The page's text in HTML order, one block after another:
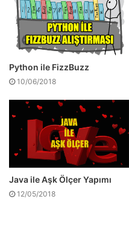
Python ile FizzBuzz
10/06/2018
Java ile Aşk Ölçer Yapımı
12/05/2018